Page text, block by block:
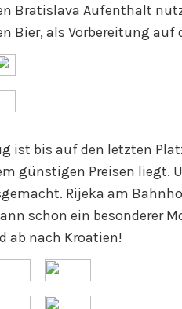
Bratislava Aufenthalt
Bier, als Vorbereitung
ist bis auf den letzten
günstigen Preisen liegt.
Rijeka am
schon ein besonderer
ab nach Kroatien!